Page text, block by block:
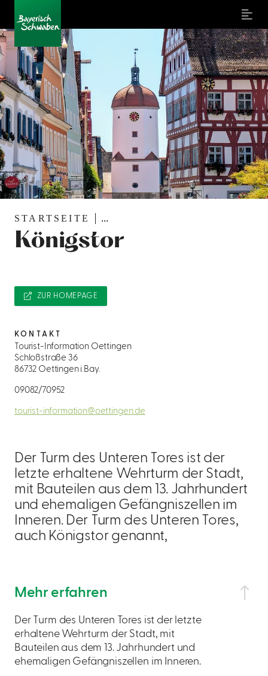
Menu
STARTSEITE ...
Königstor
Der Turm des Unteren Tores ist der
letzte erhaltene Wehrturm der Stadt,
mit Bauteilen aus dem 13. Jahrhundert
und ehemaligen Gefängniszellen im
Inneren. Der Turm des Unteren Tores,
auch Königstor genannt,
Mehr erfahren
Der Turm des Unteren Tores ist der letzte
erhaltene Wehrturm der Stadt, mit
Bauteilen aus dem 13. Jahrhundert und
ehemaligen Gefängniszellen im Inneren.
ZUR HOMEPAGE
KONTAKT
Tourist-Information Oettingen
Schloßstraße 36
86732 Oettingen i.Bay.
09082/70952
tourist-information@oettingen.de